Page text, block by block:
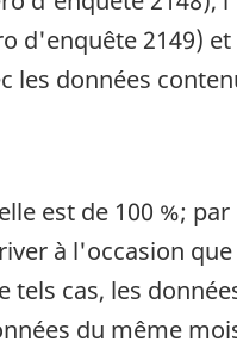
d'enquête 2149)
données
est de 100 %;
à l'occasion
cas, les
du même